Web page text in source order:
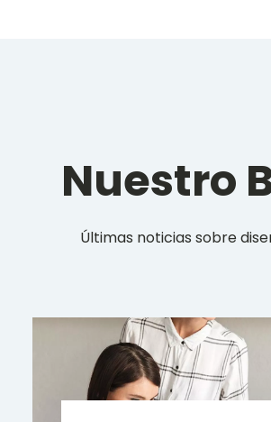
Nuestro
Últimas noticias sobre